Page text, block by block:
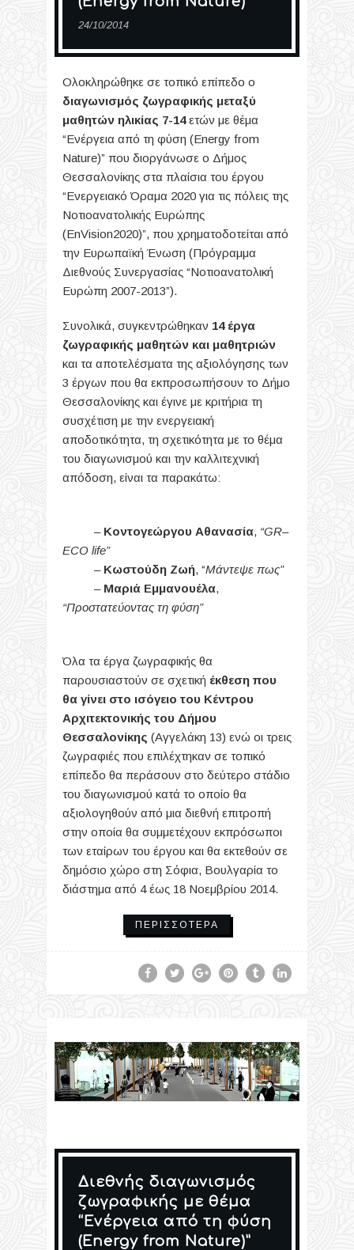
24/10/2014
Ολοκληρώθηκε σε τοπικό επίπεδο ο
διαγωνισμός ζωγραφικής μεταξύ
μαθητών ηλικίας 7-14ετών με θέμα
“Ενέργεια από τη φύση (Energy from
Nature)” που διοργάνωσε ο Δήμος
Θεσσαλονίκης στα πλαίσια του έργου
“Ενεργειακό Όραμα 2020 για τις πόλεις της
Νοτιοανατολικής Ευρώπης
(EnVision2020)”, που χρηματοδοτείται από
την Ευρωπαϊκή Ένωση (Πρόγραμμα
Διεθνούς Συνεργασίας “Νοτιοανατολική
Ευρώπη 2007-2013”).
Συνολικά, συγκεντρώθηκαν 14 έργα
ζωγραφικής μαθητών και μαθητριών
και τα αποτελέσματα της αξιολόγησης των
3 έργων που θα εκπροσωπήσουν το Δήμο
Θεσσαλονίκης και έγινε με κριτήρια τη
συσχέτιση με την ενεργειακή
αποδοτικότητα, τη σχετικότητα με το θέμα
του διαγωνισμού και την καλλιτεχνική
απόδοση, είναι τα παρακάτω:
– Κοντογεώργου Αθανασία, “GR–
ECO life”
– Κωστούδη Ζωή, “Μάντεψε πως”
– Μαριά Εμμανουέλα,
“Προστατεύοντας τη φύση”
Όλα τα έργα ζωγραφικής θα
παρουσιαστούν σε σχετική έκθεση που
θα γίνει στο ισόγειο του Κέντρου
Αρχιτεκτονικής του Δήμου
Θεσσαλονίκης (Αγγελάκη 13) ενώ οι τρεις
ζωγραφιές που επιλέχτηκαν σε τοπικό
επίπεδο θα περάσουν στο δεύτερο στάδιο
του διαγωνισμού κατά το οποίο θα
αξιολογηθούν από μια διεθνή επιτροπή
στην οποία θα συμμετέχουν εκπρόσωποι
των εταίρων του έργου και θα εκτεθούν σε
δημόσιο χώρο στη Σόφια, Βουλγαρία το
διάστημα από 4 έως 18 Νοεμβρίου 2014.
ΠΕΡΙΣΣΌΤΕΡΑ
Διεθνής διαγωνισμός
ζωγραφικής με θέμα
“Ενέργεια από τη φύση
(Energy from Nature)”